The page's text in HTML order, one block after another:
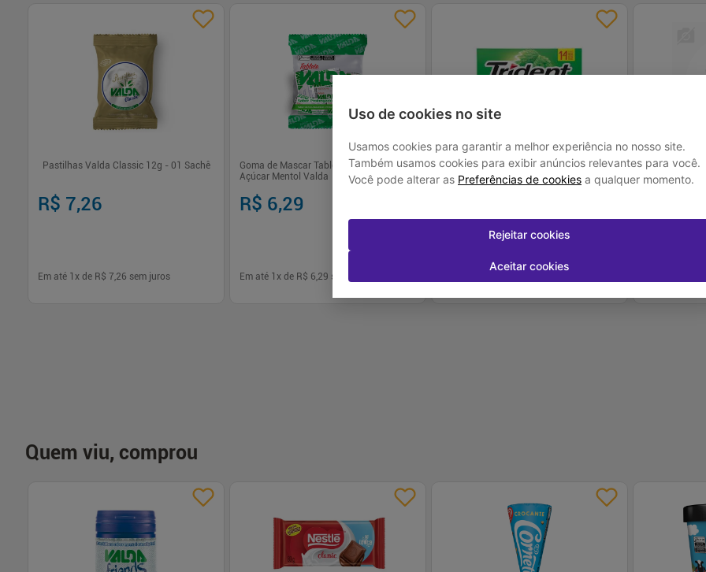
Uso de cookies no site
Usamos cookies para garantir a melhor experiência no nosso site.
Também usamos cookies para exibir anúncios relevantes para você.
Você pode alterar as Preferências de cookies a qualquer momento.
Rejeitar cookies
Aceitar cookies
Pastilhas Valda Classic 12g - 01 Sachê
R$ 7,26
Em até 1 x de R$ 7,26 sem juros
Goma de Mascar Tablete Sachê 24g Sem
Açúcar Mentol Valda
R$ 6,29
Em até 1 x de R$ 6,29 sem juros
Gm Mas Trident Mnt 25,2G
Bala Gelatina
Vermelhas
Quem viu, comprou